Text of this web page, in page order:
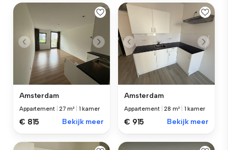
Amsterdam
Appartement |27 m² 1 kamer
€ 815 Bekijk meer
Amsterdam
Appartement |28 m² 1 kamer
€ 915 Bekijk meer